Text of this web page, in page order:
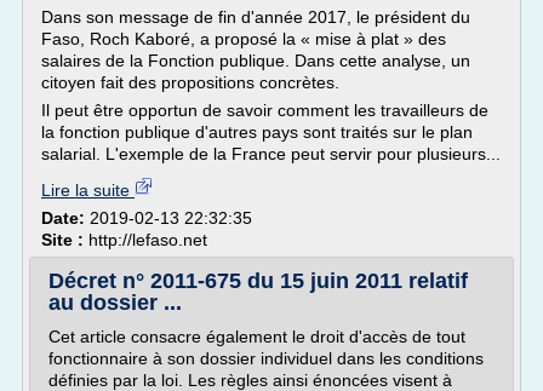
Dans son message de fin d'année 2017, le président du
Faso, Roch Kaboré, a proposé la « mise à plat » des
salaires de la Fonction publique. Dans cette analyse, un
citoyen fait des propositions concrètes.
Il peut être opportun de savoir comment les travailleurs de
la fonction publique d'autres pays sont traités sur le plan
salarial. L'exemple de la France peut servir pour plusieurs...
Lire la suite
Date: 2019-02-13 22:32:35
Site : http://lefaso.net
Décret n° 2011-675 du 15 juin 2011 relatif
au dossier ...
Cet article consacre également le droit d'accès de tout
fonctionnaire à son dossier individuel dans les conditions
définies par la loi. Les règles ainsi énoncées visent à